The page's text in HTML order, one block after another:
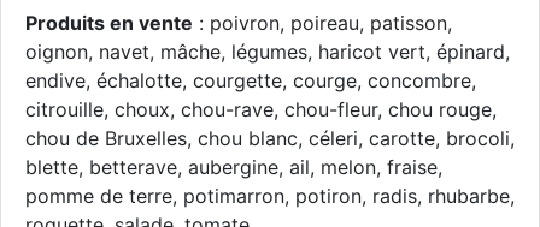
Produits en vente : poivron, poireau, patisson,
oignon, navet, mâche, légumes, haricot vert, épinard,
endive, échalotte, courgette, courge, concombre,
citrouille, choux, chou-rave, chou-fleur, chou rouge,
chou de Bruxelles, chou blanc, céleri, carotte, brocoli,
blette, betterave, aubergine, ail, melon, fraise,
pomme de terre, potimarron, potiron, radis, rhubarbe,